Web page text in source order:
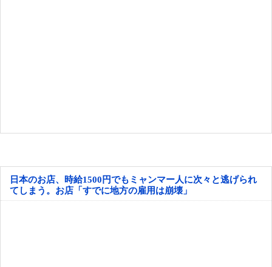
日本のお店、時給1500円でもミャンマー人に次々と逃げられ
てしまう。お店「すでに地方の雇用は崩壊」